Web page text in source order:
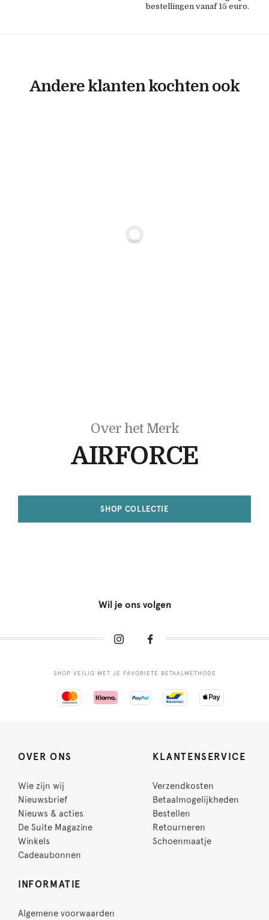
bestellingen vanaf 15 euro.
Andere klanten kochten ook
Over het Merk
AIRFORCE
SHOP COLLECTIE
Wil je ons volgen
SHOP VEILIG MET JE FAVORIETE BETAALMETHODE
OVER ONS
Wie zijn wij
Nieuwsbrief
Nieuws & acties
De Suite Magazine
Winkels
Cadeaubonnen
KLANTENSERVICE
Verzendkosten
Betaalmogelijkheden
Bestellen
Retourneren
Schoenmaatje
INFORMATIE
Algemene voorwaarden